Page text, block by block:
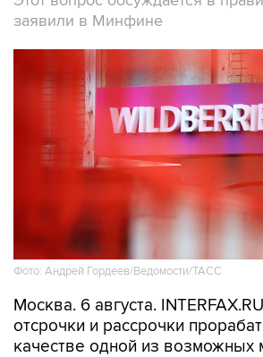
заявили в Минфине
Фото: Андрей Гордеев/Ведомости/ТАСС
Москва. 6 августа.
отсрочки и рассрочки
качестве одной из возможных